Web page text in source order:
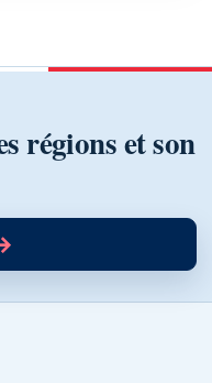
régions et son